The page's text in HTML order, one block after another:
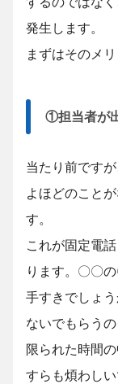
発生します。
まずはそのメ
①担当者が
当たり前です
よほどのこと
す。
これが固定電
ります。〇〇
手すきでしょ
ないでもらう
限られた時間
すらも煩わしい